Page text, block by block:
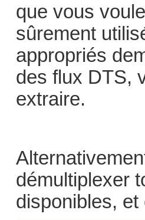
que vous
sûrement
appropriés
des flux DTS,
extraire.
démultiplexer
disponibles,